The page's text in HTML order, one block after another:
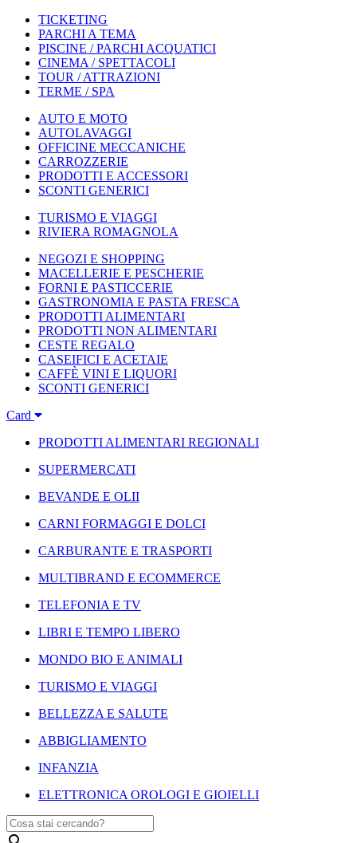
TICKETING
PARCHI A TEMA
PISCINE / PARCHI ACQUATICI
CINEMA / SPETTACOLI
TOUR / ATTRAZIONI
TERME / SPA
AUTO E MOTO
AUTOLAVAGGI
OFFICINE MECCANICHE
CARROZZERIE
PRODOTTI E ACCESSORI
SCONTI GENERICI
TURISMO E VIAGGI
RIVIERA ROMAGNOLA
NEGOZI E SHOPPING
MACELLERIE E PESCHERIE
FORNI E PASTICCERIE
GASTRONOMIA E PASTA FRESCA
PRODOTTI ALIMENTARI
PRODOTTI NON ALIMENTARI
CESTE REGALO
CASEIFICI E ACETAIE
CAFFÈ VINI E LIQUORI
SCONTI GENERICI
Card
PRODOTTI ALIMENTARI REGIONALI
SUPERMERCATI
BEVANDE E OLII
CARNI FORMAGGI E DOLCI
CARBURANTE E TRASPORTI
MULTIBRAND E ECOMMERCE
TELEFONIA E TV
LIBRI E TEMPO LIBERO
MONDO BIO E ANIMALI
TURISMO E VIAGGI
BELLEZZA E SALUTE
ABBIGLIAMENTO
INFANZIA
ELETTRONICA OROLOGI E GIOIELLI